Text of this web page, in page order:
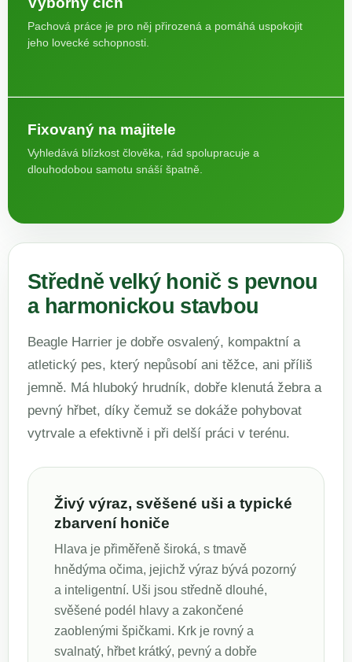
Pachová práce je pro něj přirozená a pomáhá uspokojit
jeho lovecké schopnosti.
Fixovaný na majitele
Vyhledává blízkost člověka, rád spolupracuje a
dlouhodobou samotu snáší špatně.
Středně velký honič s pevnou
a harmonickou stavbou
Beagle Harrier je dobře osvalený, kompaktní a
atletický pes, který nepůsobí ani těžce, ani příliš
jemně. Má hluboký hrudník, dobře klenutá žebra a
pevný hřbet, díky čemuž se dokáže pohybovat
vytrvale a efektivně i při delší práci v terénu.
Živý výraz, svěšené uši a typické
zbarvení honiče
Hlava je přiměřeně široká, s tmavě
hnědýma očima, jejichž výraz bývá pozorný
a inteligentní. Uši jsou středně dlouhé,
svěšené podél hlavy a zakončené
zaoblenými špičkami. Krk je rovný a
svalnatý, hřbet krátký, pevný a dobře